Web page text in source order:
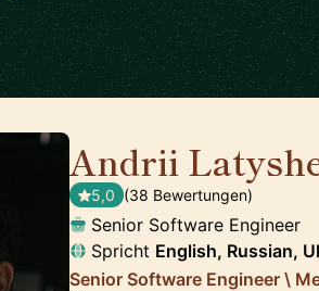
Andrii
5,0 (38 Bewertungen)
Senior Software Engineer
Spricht English, Russian,
Senior Software Engineer \